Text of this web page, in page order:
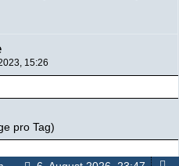
15:26
pro Tag)